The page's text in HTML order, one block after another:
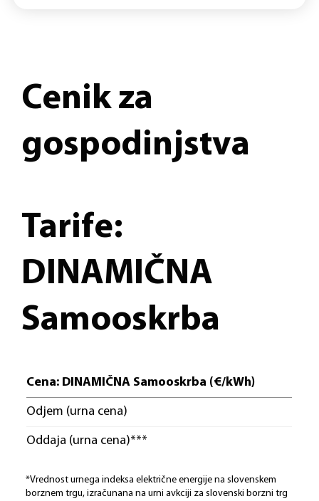
Cenik za
gospodinjstva
Tarife:
DINAMIČNA
Samooskrba
Cena: DINAMIČNA Samooskrba (€/kWh)
Odjem (urna cena)
Oddaja (urna cena)***
*Vrednost urnega indeksa električne energije na slovenskem
borznem trgu, izračunana na urni avkciji za slovenski borzni trg